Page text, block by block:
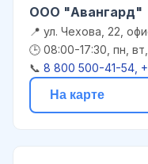
ООО "Авангард"
📍 ул. Чехова, 22,
🕒 08:00-17:30, пн,
📞 8 800 500-41-54,
На карте